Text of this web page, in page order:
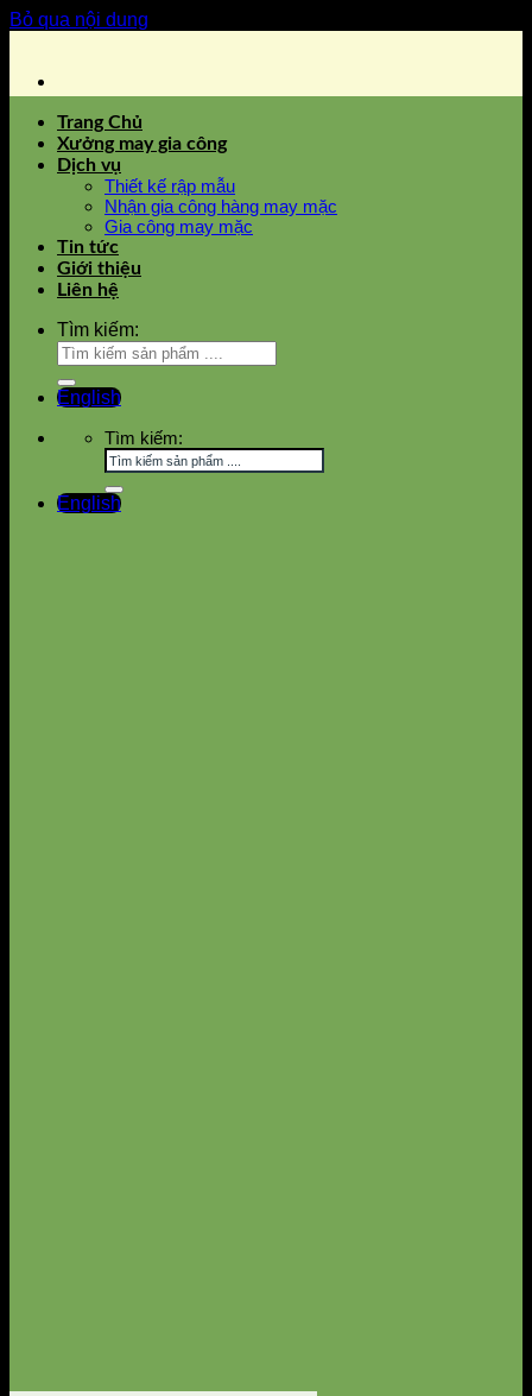
Bỏ qua nội dung
Trang Chủ
Xưởng may gia công
Dịch vụ
Thiết kế rập mẫu
Nhận gia công hàng may mặc
Gia công may mặc
Tin tức
Giới thiệu
Liên hệ
Tìm kiếm:
English
Tìm kiếm:
English